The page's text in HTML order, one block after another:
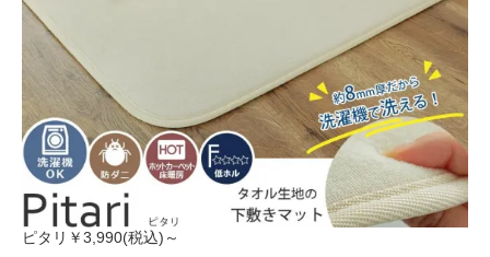
ピタリ ￥3,990(税込)～